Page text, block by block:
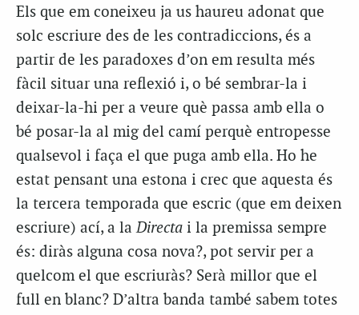
Els que em coneixeu ja us haureu adonat que
solc escriure des de les contradiccions, és a
partir de les paradoxes d’on em resulta més
fàcil situar una reflexió i, o bé sembrar-la i
deixar-la-hi per a veure què passa amb ella o
bé posar-la al mig del camí perquè entropesse
qualsevol i faça el que puga amb ella. Ho he
estat pensant una estona i crec que aquesta és
la tercera temporada que escric (que em deixen
escriure) ací, a laDirecta i la premissa sempre
és: diràs alguna cosa nova?, pot servir per a
quelcom el que escriuràs? Serà millor que el
full en blanc? D’altra banda també sabem totes